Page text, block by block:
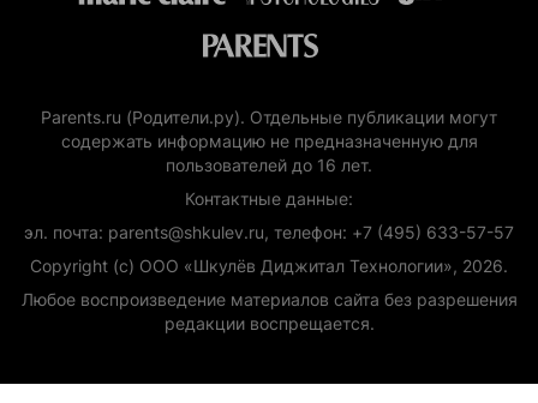
Parents.ru (Родители.ру). Отдельные публикации могут
содержать информацию не предназначенную для
пользователей до 16 лет.
Контактные данные:
эл. почта: parents@shkulev.ru, телефон: +7 (495) 633-57-57
Copyright (с) ООО «Шкулёв Диджитал Технологии», 2026.
Любое воспроизведение материалов сайта без разрешения
редакции воспрещается.